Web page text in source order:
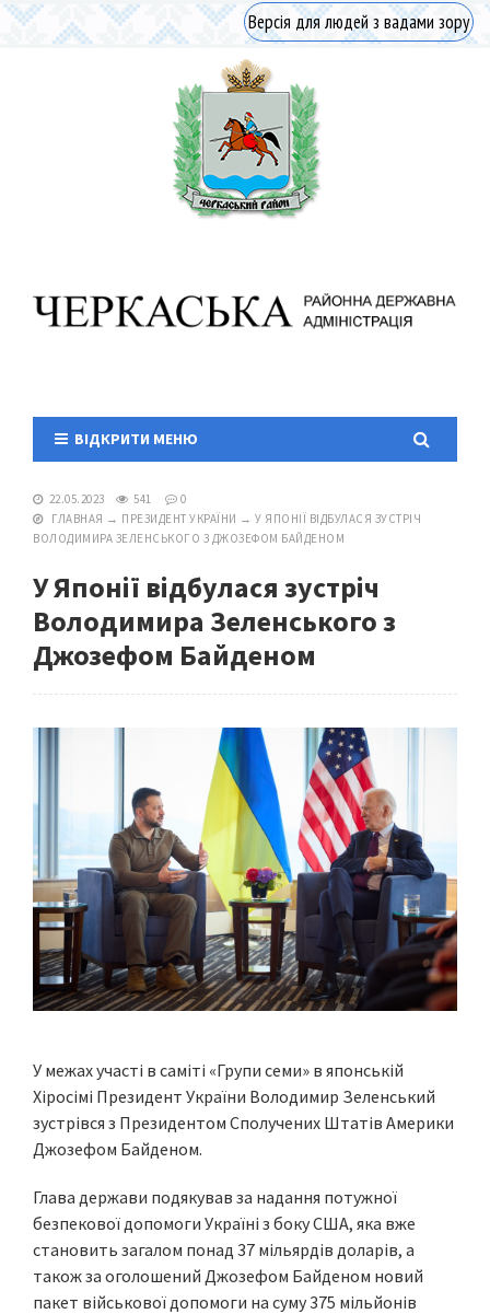
Версія для людей з вадами зору
ВІДКРИТИ МЕНЮ
22.05.2023 541
0
ГЛАВНАЯ → ПРЕЗИДЕНТ УКРАЇНИ → У ЯПОНІЇ ВІДБУЛАСЯ ЗУСТРІЧ
ВОЛОДИМИРА ЗЕЛЕНСЬКОГО З ДЖОЗЕФОМ БАЙДЕНОМ
У Японії відбулася зустріч
Володимира Зеленського з
Джозефом Байденом
У межах участі в саміті «Групи семи» в японській
Хіросімі Президент України Володимир Зеленський
зустрівся з Президентом Сполучених Штатів Америки
Джозефом Байденом.
Глава держави подякував за надання потужної
безпекової допомоги Україні з боку США, яка вже
становить загалом понад 37 мільярдів доларів, а
також за оголошений Джозефом Байденом новий
пакет військової допомоги на суму 375 мільйонів